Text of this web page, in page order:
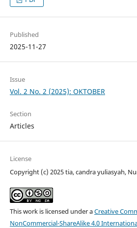
Published
2025-11-27
Issue
Vol. 2 No. 2 (2025): OKTOBER
Section
Articles
License
Copyright (c) 2025 tia, candra yuliasyah,
This work is licensed under aCreative
NonCommercial-ShareAlike 4.0